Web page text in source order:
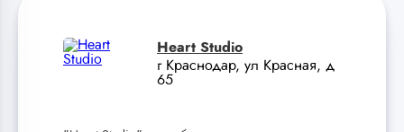
Heart Studio
г Краснодар, ул Красная, д
65